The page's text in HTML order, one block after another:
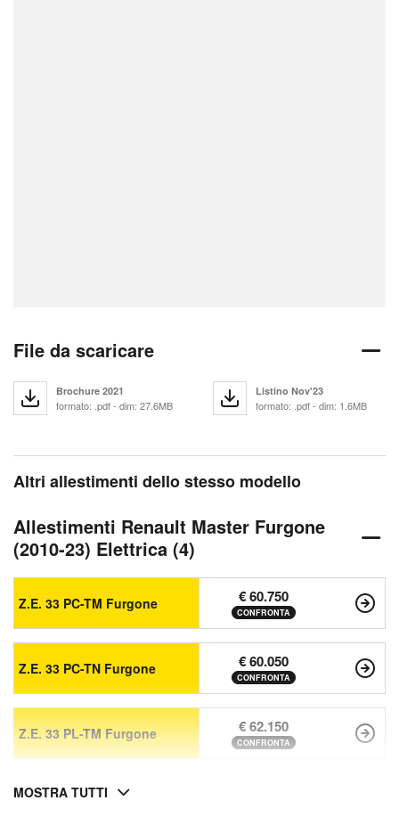
File da scaricare
Brochure 2021
formato: .pdf - dim: 27.6MB
Listino Nov'23
formato: .pdf - dim: 1.6MB
Altri allestimenti dello stesso modello
Allestimenti Renault Master Furgone
(2010-23) Elettrica (4)
Z.E. 33 PC-TM Furgone € 60.750
CONFRONTA
Z.E. 33 PC-TN Furgone € 60.050
CONFRONTA
Z.E. 33 PL-TM Furgone € 62.150
CONFRONTA
MOSTRA TUTTI